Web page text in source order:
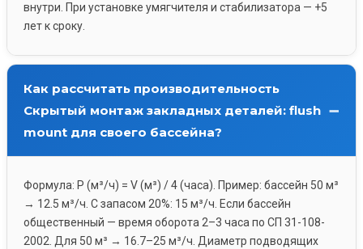
внутри. При установке умягчителя и стабилизатора — +5
лет к сроку.
Как рассчитать производительность
Скрытый монтаж закладных деталей: flush
mount для своего бассейна?
Формула: P (м³/ч) = V (м³) / 4 (часа). Пример: бассейн 50 м³
→ 12.5 м³/ч. С запасом 20%: 15 м³/ч. Если бассейн
общественный — время оборота 2–3 часа по СП 31-108-
2002. Для 50 м³ → 16.7–25 м³/ч. Диаметр подводящих